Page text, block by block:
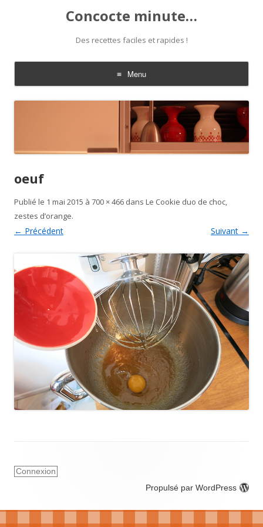
Concocte minute…
Des recettes faciles et rapides !
Menu
Aller
au
oeuf
Publié le 1 mai 2015 à 700 × 466 dans Le Cookie duo de choc,
zestes d’orange.
← Précédent Suivant →
Connexion
Propulsé par WordPress